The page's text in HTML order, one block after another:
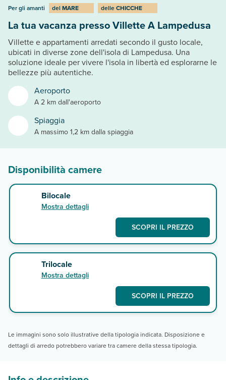
Aeroporto
A 2 km dall'aeroporto
Spiaggia
A massimo 1,2 km dalla spiaggia
Per gli amanti del MARE delleCHICCHE
La tua vacanza presso Villette A Lampedusa
Villette e appartamenti arredati secondo il gusto locale,
ubicati in diverse zone dell'isola di Lampedusa. Una
soluzione ideale per vivere l'isola in libertà ed esplorarne le
bellezze più autentiche.
Disponibilità camere
Bilocale
Mostra dettagli
SCOPRI IL PREZZO
Trilocale
Mostra dettagli
SCOPRI IL PREZZO
Le immagini sono solo illustrative della tipologia indicata. Disposizione e
dettagli di arredo potrebbero variare tra camere della stessa tipologia.